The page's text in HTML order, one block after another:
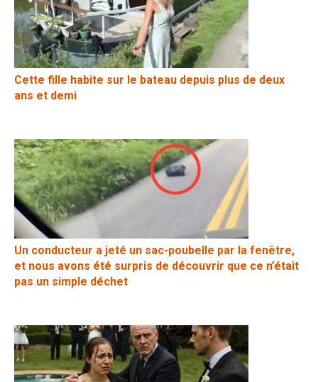
Cette fille habite sur le bateau depuis plus de deux
ans et demi
Un conducteur a jeté un sac-poubelle par la fenêtre,
et nous avons été surpris de découvrir que ce n’était
pas un simple déchet